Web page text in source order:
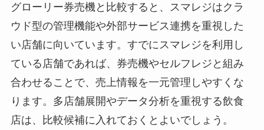
グローリー券売機と比較すると、スマレジはクラ
ウド型の管理機能や外部サービス連携を重視した
い店舗に向いています。すでにスマレジを利用し
ている店舗であれば、券売機やセルフレジと組み
合わせることで、売上情報を一元管理しやすくな
ります。多店舗展開やデータ分析を重視する飲食
店は、比較候補に入れておくとよいでしょう。